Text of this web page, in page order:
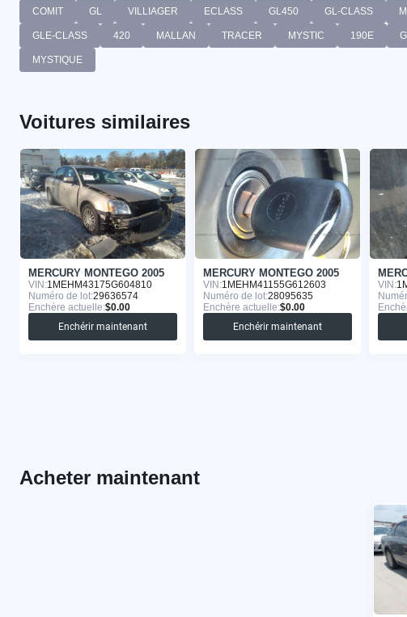
COMIT GL VILLIAGER ECLASS GL450 GL-CLASS
GLE-CLASS 420 MALLAN TRACER MYSTIC 190E
MYSTIQUE
Voitures similaires
MERCURY MONTEGO 2005
VIN:1MEHM43175G604810
Numéro de lot:29636574
Enchère actuelle:$0.00
Enchérir maintenant
MERCURY MONTEGO 2005
VIN:1MEHM41155G612603
Numéro de lot:28095635
Enchère actuelle:$0.00
Enchérir maintenant
VIN:
Acheter maintenant